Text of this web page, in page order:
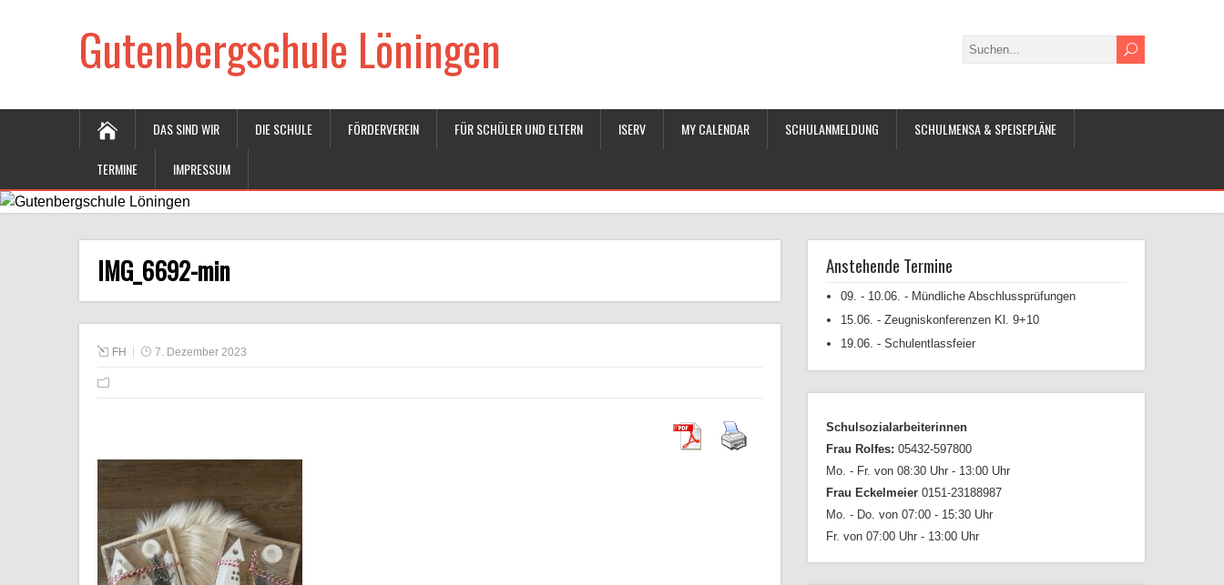
Gutenbergschule Löningen
DAS SIND WIR DIE SCHULE FÖRDERVEREIN FÜR SCHÜLER UND ELTERN ISERV MY CALENDAR SCHULANMELDUNG SCHULMENSA & SPEISEPLÄNE
TERMINE IMPRESSUM
IMG_6692-min
FH 7. Dezember 2023
Anstehende Termine
09. - 10.06. - Mündliche Abschlussprüfungen
15.06. - Zeugniskonferenzen Kl. 9+10
19.06. - Schulentlassfeier
Schulsozialarbeiterinnen
Frau Rolfes: 05432-597800
Mo. - Fr. von 08:30 Uhr - 13:00 Uhr
Frau Eckelmeier 0151-23188987
Mo. - Do. von 07:00 - 15:30 Uhr
Fr. von 07:00 Uhr - 13:00 Uhr